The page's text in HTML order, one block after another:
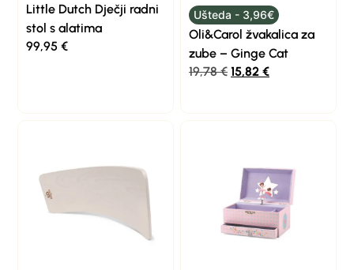
Little Dutch Dječji radni
stol s alatima
99,95€
Ušteda - 3,96€
Oli&Carol žvakalica za
zube – Ginge Cat
19,78€ 15,82 €